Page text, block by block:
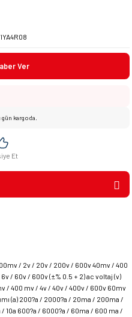
Ver
kargoda.
Et
/ 2v / 20v / 200v / 600v 40mv / 400
/ 60v / 600v (±% 0.5 + 2) ac voltaj (v)
/ 400 mv / 4v / 40v / 400v / 600v 60mv
(a) 200?a / 2000?a / 20ma / 200ma /
10a 600?a / 6000?a / 60ma / 600 ma /